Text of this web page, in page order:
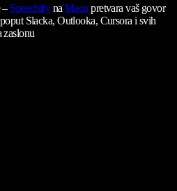
– SpeechifynaMacu pretvara vaš govor
Slacka, Outlooka, Cursora i svih
zaslonu